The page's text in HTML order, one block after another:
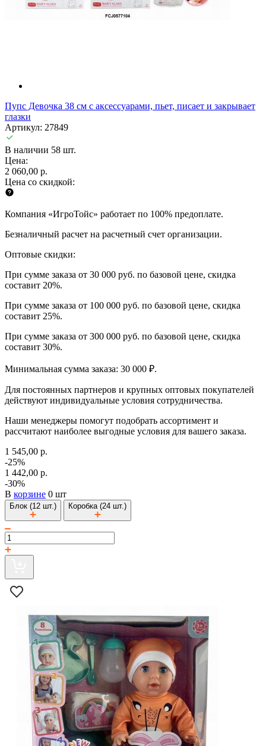
Пупс Девочка 38 см с аксессуарами, пьет, писает и закрывает
глазки
Артикул: 27849
В наличии 58 шт.
Цена:
2 060,00 р.
Цена со скидкой:
Компания «ИгроТойс» работает по 100% предоплате.
Безналичный расчет на расчетный счет организации.
Оптовые скидки:
При сумме заказа от 30 000 руб. по базовой цене, скидка
составит 20%.
При сумме заказа от 100 000 руб. по базовой цене, скидка
составит 25%.
При сумме заказа от 300 000 руб. по базовой цене, скидка
составит 30%.
Минимальная сумма заказа: 30 000 ₽.
Для постоянных партнеров и крупных оптовых покупателей
действуют индивидуальные условия сотрудничества.
Наши менеджеры помогут подобрать ассортимент и
рассчитают наиболее выгодные условия для вашего заказа.
1 545,00 р.
-25%
1 442,00 р.
-30%
В корзине 0 шт
Блок (12 шт.) Коробка (24 шт.)